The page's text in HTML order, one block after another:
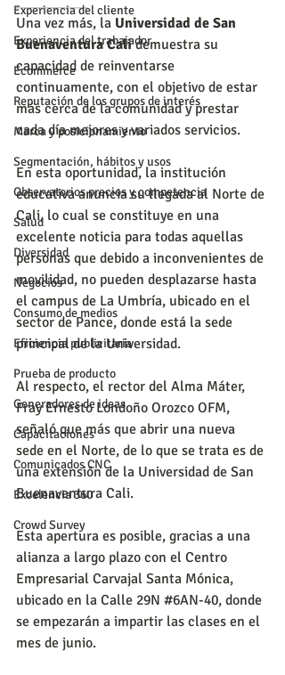
Experiencia del cliente
Experiencia del trabajador
Ecommerce
Reputación de los grupos de interés
Marca y posicionamiento
Segmentación, hábitos y usos
Observatorios precios y competencia
Salud
Diversidad
Negocios
Consumo de medios
Eficiencia publicitaria
Prueba de producto
Generadores de ideas
Capacitaciones
Comunicados CNC
Excelencia 360
Crowd Survey
Una vez más, la Universidad de San
Buenaventura Cali demuestra su
capacidad de reinventarse
continuamente, con el objetivo de estar
más cerca de la comunidad y prestar
cada día mejores y variados servicios.
En esta oportunidad, la institución
educativa anuncia su llegada al Norte de
Cali, lo cual se constituye en una
excelente noticia para todas aquellas
personas que debido a inconvenientes de
movilidad, no pueden desplazarse hasta
el campus de La Umbría, ubicado en el
sector de Pance, donde está la sede
principal de la Universidad.
Al respecto, el rector del Alma Máter,
Fray Ernesto Londoño Orozco OFM,
señaló que más que abrir una nueva
sede en el Norte, de lo que se trata es de
una extensión de la Universidad de San
Buenaventura Cali.
Esta apertura es posible, gracias a una
alianza a largo plazo con el Centro
Empresarial Carvajal Santa Mónica,
ubicado en la Calle 29N #6AN-40, donde
se empezarán a impartir las clases en el
mes de junio.